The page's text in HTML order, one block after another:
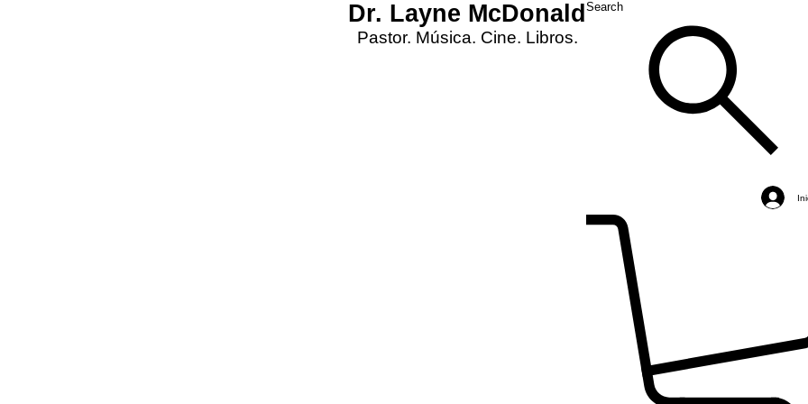
Dr. Layne McDonald
Pastor. Música. Cine. Libros.
Search